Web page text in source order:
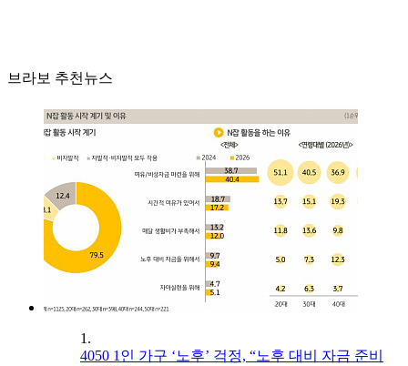
브라보 추천뉴스
1.
4050 1인 가구 ‘노후’ 걱정, “노후 대비 자금 준비